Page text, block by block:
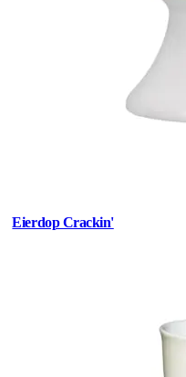
Eierdop Crackin'